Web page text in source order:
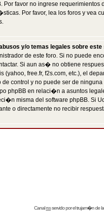
Por favor no ingrese
Por favor, lea los foros y vea
y/o temas legales sobre este
de este foro. Si no puede
Si aun as� no obtiene
(yahoo, free.fr, f2s.com, etc.), el
control y no puede ser de
phpBB en relaci�n a asuntos
misma del software phpBB. Si
o directamente no recibir
Canalrssservido por eltrujam�nde